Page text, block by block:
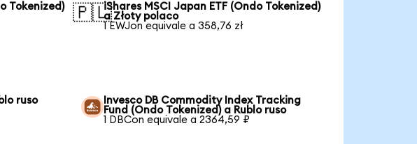
Tokenized)
🇵🇱iShares MSCI Japan ETF (Ondo Tokenized)
a Złoty polaco
1 EWJon equivale a 358,76 zł
ruso
Invesco DB Commodity Index Tracking
Fund (Ondo Tokenized) a Rublo ruso
1 DBCon equivale a 2364,59 ₽